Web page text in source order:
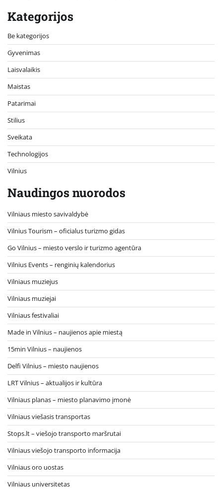
Kategorijos
Be kategorijos
Gyvenimas
Laisvalaikis
Maistas
Patarimai
Stilius
Sveikata
Technologijos
Vilnius
Naudingos nuorodos
Vilniaus miesto savivaldybė
Vilnius Tourism – oficialus turizmo gidas
Go Vilnius – miesto verslo ir turizmo agentūra
Vilnius Events – renginių kalendorius
Vilniaus muziejus
Vilniaus muziejai
Vilniaus festivaliai
Made in Vilnius – naujienos apie miestą
15min Vilnius – naujienos
Delfi Vilnius – miesto naujienos
LRT Vilnius – aktualijos ir kultūra
Vilniaus planas – miesto planavimo įmonė
Vilniaus viešasis transportas
Stops.lt – viešojo transporto maršrutai
Vilniaus viešojo transporto informacija
Vilniaus oro uostas
Vilniaus universitetas